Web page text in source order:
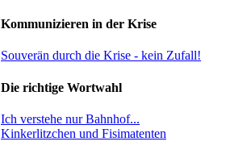
Kommunizieren in der Krise
Souverän durch die Krise - kein Zufall!
Die richtige Wortwahl
Ich verstehe nur Bahnhof...
Kinkerlitzchen und Fisimatenten